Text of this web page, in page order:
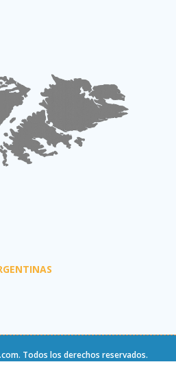
. Todos los derechos reservados.